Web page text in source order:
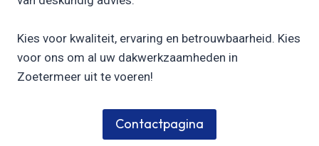
Kies voor kwaliteit, ervaring en betrouwbaarheid. Kies
voor ons om al uw dakwerkzaamheden in
Zoetermeer uit te voeren!
Contactpagina